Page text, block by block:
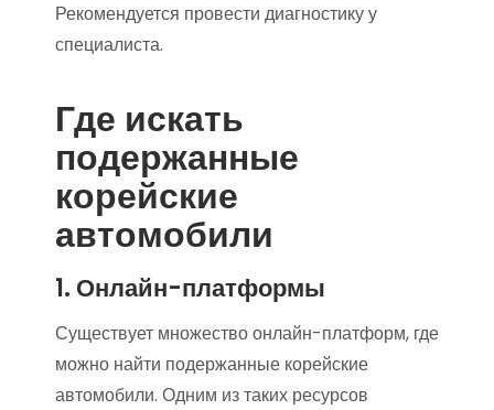
Рекомендуется провести диагностику у
специалиста.
Где искать
подержанные
корейские
автомобили
1. Онлайн-платформы
Существует множество онлайн-платформ, где
можно найти подержанные корейские
автомобили. Одним из таких ресурсов